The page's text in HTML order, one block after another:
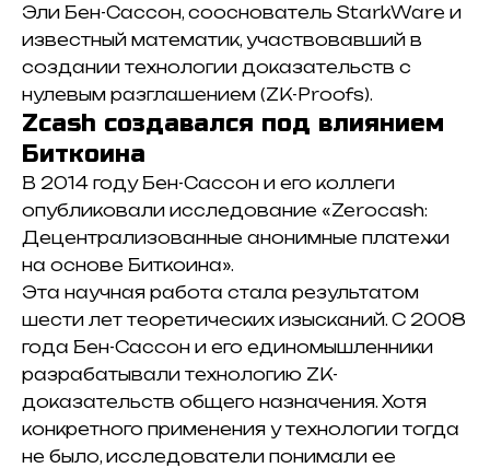
Эли Бен-Сассон, сооснователь StarkWare и
известный математик, участвовавший в
создании технологии доказательств с
нулевым разглашением (ZK-Proofs).
Zcash создавался под влиянием
Биткоина
В 2014 году Бен-Сассон и его коллеги
опубликовали исследование «Zerocash:
Децентрализованные анонимные платежи
на основе Биткоина».
Эта научная работа стала результатом
шести лет теоретических изысканий. С 2008
года Бен-Сассон и его единомышленники
разрабатывали технологию ZK-
доказательств общего назначения. Хотя
конкретного применения у технологии тогда
не было, исследователи понимали ее